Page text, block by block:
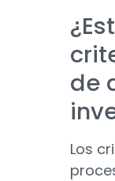
de
Los